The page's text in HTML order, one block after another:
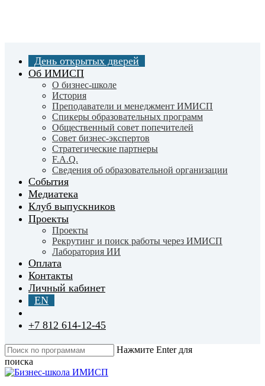
День открытых дверей
Об ИМИСП
О бизнес-школе
История
Преподаватели и менеджмент ИМИСП
Спикеры образовательных программ
Общественный совет попечителей
Совет бизнес-экспертов
Cтратегические партнеры
F.A.Q.
Сведения об образовательной организации
События
Медиатека
Клуб выпускников
Проекты
Проекты
Рекрутинг и поиск работы через ИМИСП
Лаборатория ИИ
Оплата
Контакты
Личный кабинет
EN
+7 812 614-12-45
Нажмите Enter для
поиска
Close